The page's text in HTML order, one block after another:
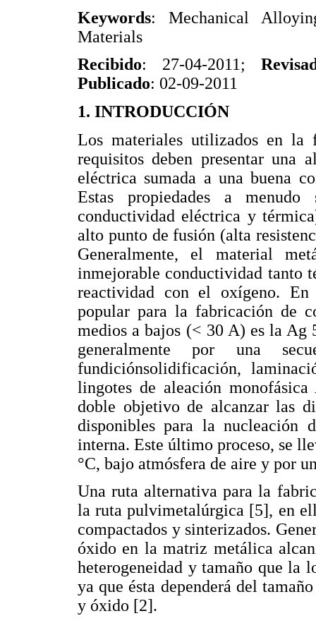
Keywords: Mechanical
Materials
Recibido: 27-04-2011;
Publicado: 02-09-2011
1. INTRODUCCIÓN
Los materiales utilizados en la
requisitos deben presentar una
eléctrica sumada a una buena
Estas propiedades a
conductividad eléctrica y
alto punto de fusión (alta
Generalmente, el material
inmejorable conductividad tanto
reactividad con el oxígeno.
popular para la fabricación de
medios a bajos (< 30 A) es la Ag
generalmente por una
fundiciónsolidificación,
lingotes de aleación
doble objetivo de alcanzar las
disponibles para la nucleación
interna. Este último proceso, se
°C, bajo atmósfera de aire y por
Una ruta alternativa para la
la ruta pulvimetalúrgica [5], en
compactados y sinterizados.
óxido en la matriz metálica
heterogeneidad y tamaño que la
ya que ésta dependerá del
y óxido [2].